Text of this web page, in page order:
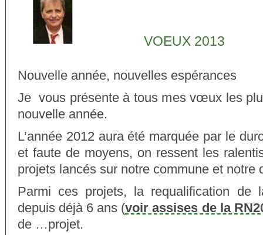
VOEUX 2013
Nouvelle année, nouvelles espérances
Je vous présente à tous mes vœux les
nouvelle année.
L’année 2012 aura été marquée par le
et faute de moyens, on ressent les
projets lancés sur notre commune et notre
Parmi ces projets, la requalification de
depuis déjà 6 ans (voir assises de la
de …projet.